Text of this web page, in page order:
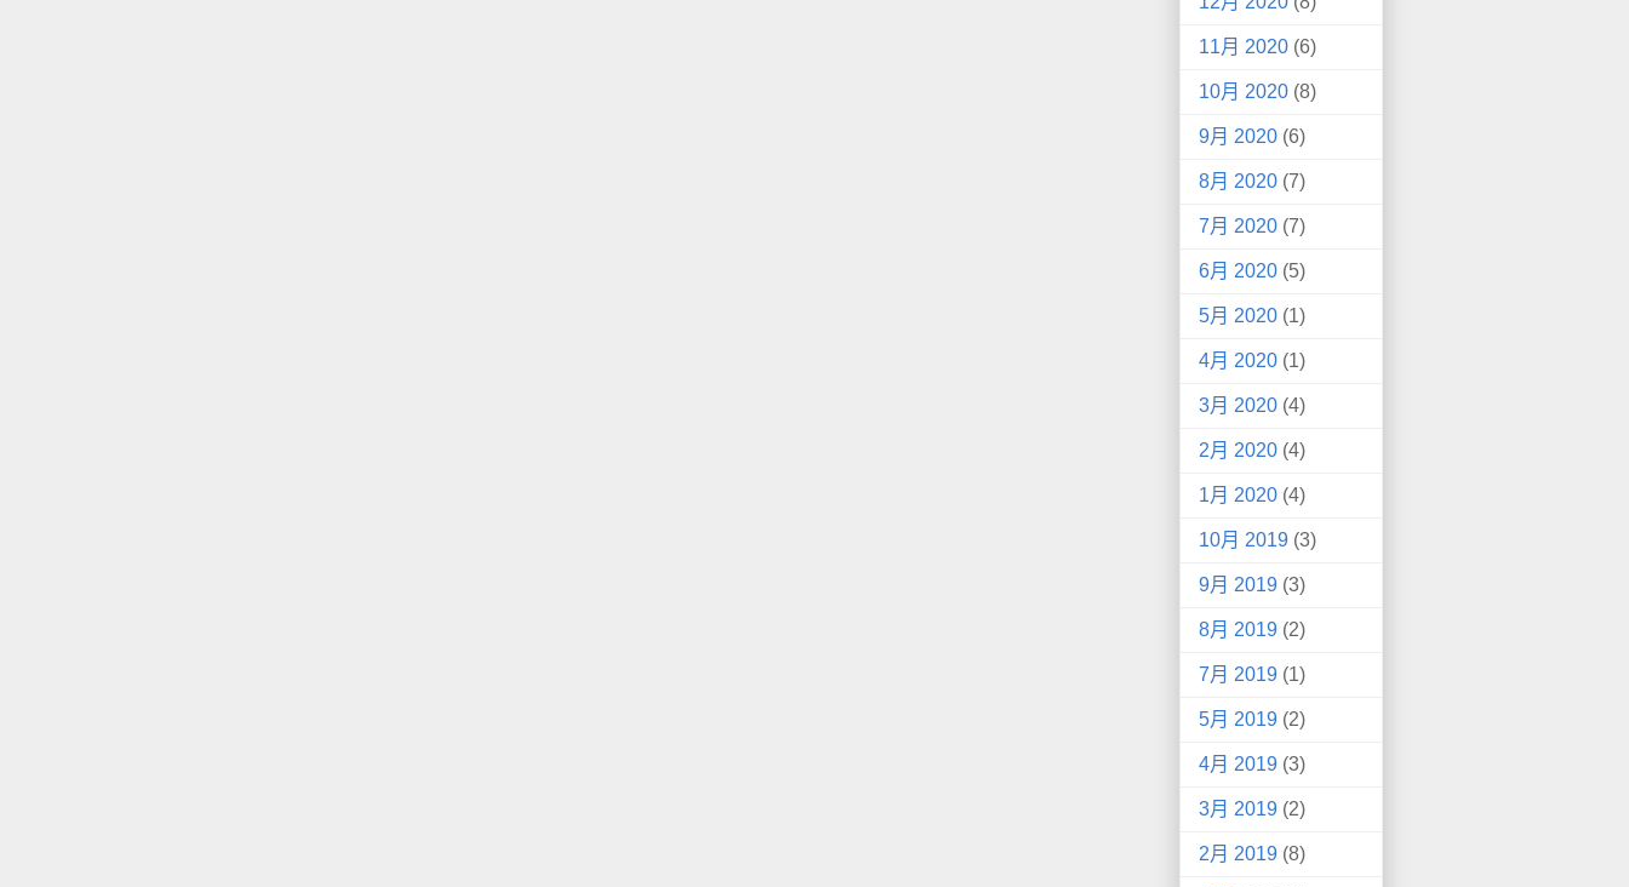
11月 2020 (6)
10月 2020 (8)
9月 2020 (6)
8月 2020 (7)
7月 2020 (7)
6月 2020 (5)
5月 2020 (1)
4月 2020 (1)
3月 2020 (4)
2月 2020 (4)
1月 2020 (4)
10月 2019 (3)
9月 2019 (3)
8月 2019 (2)
7月 2019 (1)
5月 2019 (2)
4月 2019 (3)
3月 2019 (2)
2月 2019 (8)